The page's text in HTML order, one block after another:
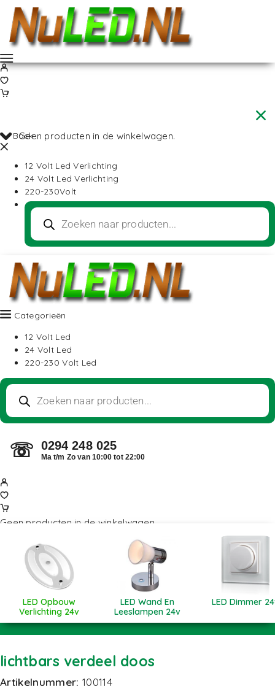
Geen producten in de winkelwagen.
Back
12 Volt Led Verlichting
24 Volt Led Verlichting
220-230Volt
Categorieën
12 Volt Led
24 Volt Led
220-230 Volt Led
☏ 0294 248 025
Ma t/m Zo van 10:00 tot 22:00
Geen producten in de winkelwagen.
LED Opbouw
Verlichting 24v
LED Wand En
Leeslampen 24v
LED Dimmer
lichtbars verdeel doos
Artikelnummer:100114